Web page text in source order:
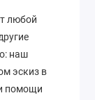
любой
наш
эскиз в
помощи